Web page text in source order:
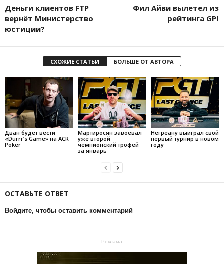
Деньги клиентов FTP
вернёт Министерство
юстиции?
Фил Айви вылетел из
рейтинга GPI
СХОЖИЕ СТАТЬИ БОЛЬШЕ ОТ АВТОРА
Дван будет вести
«Durrr’s Game» на ACR
Poker
Мартиросян завоевал
уже второй
чемпионский трофей
за январь
Негреану выиграл свой
первый турнир в новом
году
ОСТАВЬТЕ ОТВЕТ
Войдите, чтобы оставить комментарий
Реклама